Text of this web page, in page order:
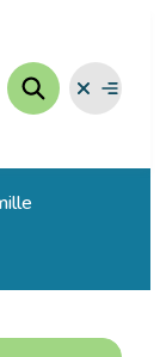
Fermer
le
Ouvrir
le